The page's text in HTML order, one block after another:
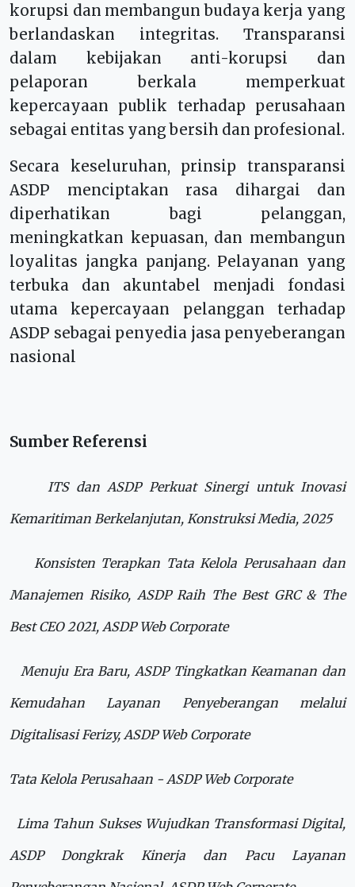
korupsi dan membangun budaya kerja yang
berlandaskan integritas. Transparansi
dalam kebijakan anti-korupsi dan
pelaporan berkala memperkuat
kepercayaan publik terhadap perusahaan
sebagai entitas yang bersih dan profesional.
Secara keseluruhan, prinsip transparansi
ASDP menciptakan rasa dihargai dan
diperhatikan bagi pelanggan,
meningkatkan kepuasan, dan membangun
loyalitas jangka panjang. Pelayanan yang
terbuka dan akuntabel menjadi fondasi
utama kepercayaan pelanggan terhadap
ASDP sebagai penyedia jasa penyeberangan
nasional
Sumber Referensi
ITS dan ASDP Perkuat Sinergi untuk Inovasi
Kemaritiman Berkelanjutan, Konstruksi Media, 2025
Konsisten Terapkan Tata Kelola Perusahaan dan
Manajemen Risiko, ASDP Raih The Best GRC & The
Best CEO 2021, ASDP Web Corporate
Menuju Era Baru, ASDP Tingkatkan Keamanan dan
Kemudahan Layanan Penyeberangan melalui
Digitalisasi Ferizy, ASDP Web Corporate
Tata Kelola Perusahaan - ASDP Web Corporate
Lima Tahun Sukses Wujudkan Transformasi Digital,
ASDP Dongkrak Kinerja dan Pacu Layanan